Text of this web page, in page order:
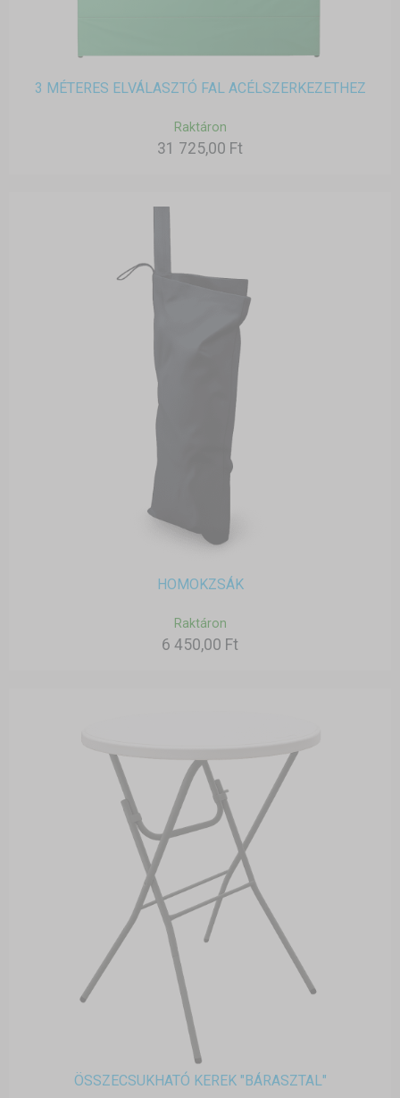
3 MÉTERES ELVÁLASZTÓ FAL ACÉLSZERKEZETHEZ
Raktáron
31 725,00 Ft
HOMOKZSÁK
Raktáron
6 450,00 Ft
ÖSSZECSUKHATÓ KEREK "BÁRASZTAL"